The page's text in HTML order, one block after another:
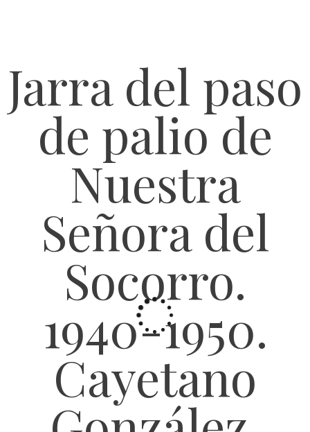
Jarra del paso
de palio de
Nuestra
Señora del
Socorro.
1940-1950.
Cayetano